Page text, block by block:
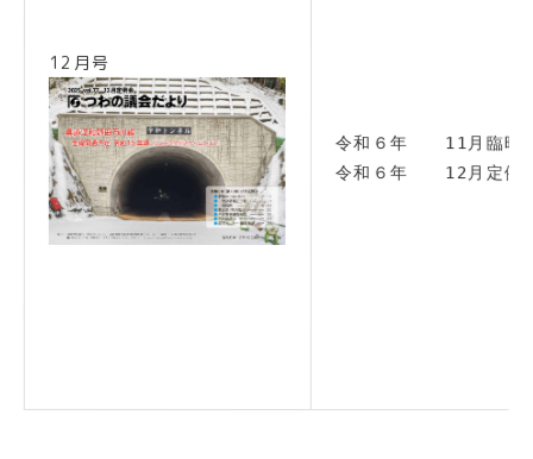
12月号
令和６年　　11月臨時
令和６年　　12月定